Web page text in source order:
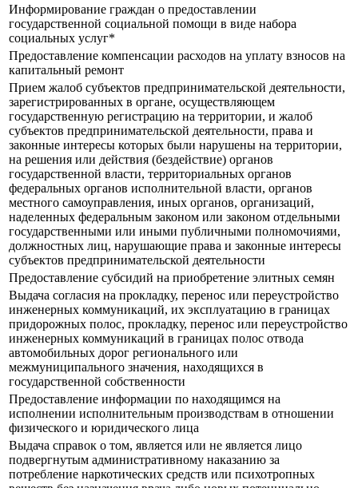
Информирование граждан о предоставлении
государственной социальной помощи в виде набора
социальных услуг*
Предоставление компенсации расходов на уплату взносов на
капитальный ремонт
Прием жалоб субъектов предпринимательской деятельности,
зарегистрированных в органе, осуществляющем
государственную регистрацию на территории, и жалоб
субъектов предпринимательской деятельности, права и
законные интересы которых были нарушены на территории,
на решения или действия (бездействие) органов
государственной власти, территориальных органов
федеральных органов исполнительной власти, органов
местного самоуправления, иных органов, организаций,
наделенных федеральным законом или законом отдельными
государственными или иными публичными полномочиями,
должностных лиц, нарушающие права и законные интересы
субъектов предпринимательской деятельности
Предоставление субсидий на приобретение элитных семян
Выдача согласия на прокладку, перенос или переустройство
инженерных коммуникаций, их эксплуатацию в границах
придорожных полос, прокладку, перенос или переустройство
инженерных коммуникаций в границах полос отвода
автомобильных дорог регионального или
межмуниципального значения, находящихся в
государственной собственности
Предоставление информации по находящимся на
исполнении исполнительным производствам в отношении
физического и юридического лица
Выдача справок о том, является или не является лицо
подвергнутым административному наказанию за
потребление наркотических средств или психотропных